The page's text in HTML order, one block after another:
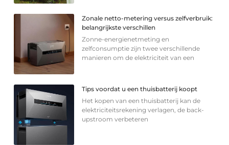
Zonale netto-metering versus zelfverbruik:
belangrijkste verschillen
Zonne-energienetmeting en
zelfconsumptie zijn twee verschillende
manieren om de elektriciteit van een
Tips voordat u een thuisbatterij koopt
Het kopen van een thuisbatterij kan de
elektriciteitsrekening verlagen, de back-
upstroom verbeteren